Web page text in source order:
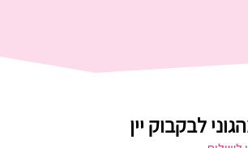
לבקבוק יין